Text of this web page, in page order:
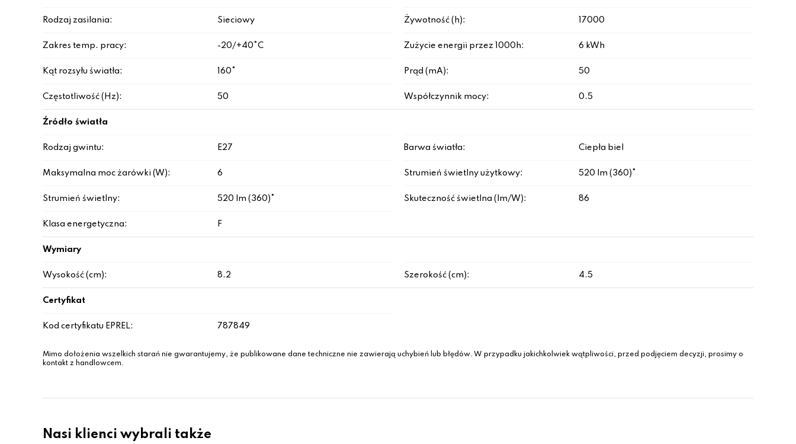
Rodzaj zasilania: Sieciowy Żywotność (h): 17000
Zakres temp. pracy: -20/+40°C Zużycie energii przez 1000h: 6 kWh
Kąt rozsyłu światła: 160° Prąd (mA): 50
Częstotliwość (Hz): 50 Współczynnik mocy: 0.5
Źródło światła
Rodzaj gwintu: E27 Barwa światła: Ciepła biel
Maksymalna moc żarówki (W): 6 Strumień świetlny użytkowy: 520 lm (360)°
Strumień świetlny: 520 lm (360)° Skuteczność świetlna (lm/W): 86
Klasa energetyczna: F
Wymiary
Wysokość (cm): 8.2 Szerokość (cm): 4.5
Certyfikat
Kod certyfikatu EPREL: 787849
Mimo dołożenia wszelkich starań nie gwarantujemy, że publikowane dane techniczne nie zawierają uchybień lub błędów. W przypadku jakichkolwiek wątpliwości, przed podjęciem decyzji, prosimy o
kontakt z handlowcem.
Nasi klienci wybrali także